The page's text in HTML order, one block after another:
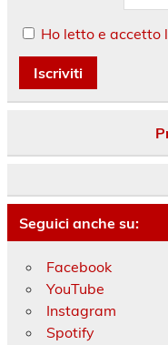
Ho letto e accetto
Seguici anche su:
Facebook
YouTube
Instagram
Spotify